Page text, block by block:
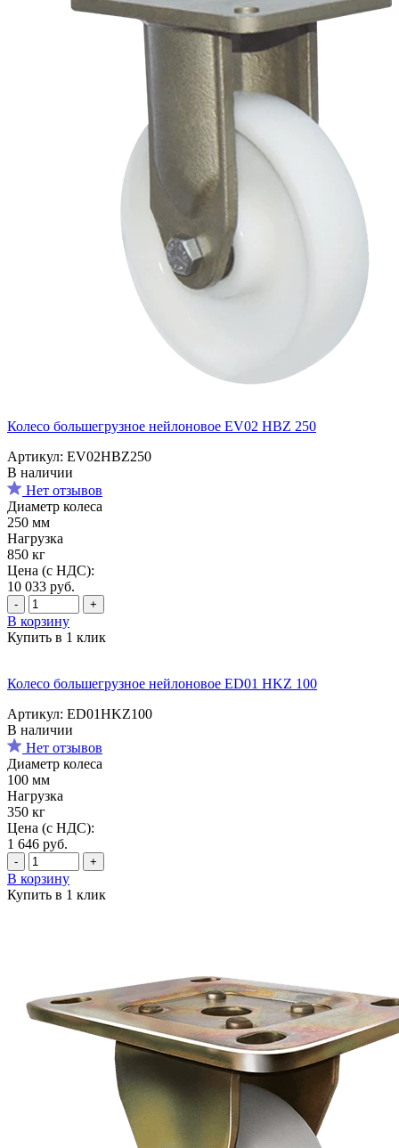
Колесо большегрузное нейлоновое EV02 HBZ 250
Артикул: EV02HBZ250
В наличии
Нет отзывов
Диаметр колеса
250 мм
Нагрузка
850 кг
Цена (с НДС):
10 033 руб.
- +
В корзину
Купить в 1 клик
Колесо большегрузное нейлоновое ED01 HKZ 100
Артикул: ED01HKZ100
В наличии
Нет отзывов
Диаметр колеса
100 мм
Нагрузка
350 кг
Цена (с НДС):
1 646 руб.
- +
В корзину
Купить в 1 клик